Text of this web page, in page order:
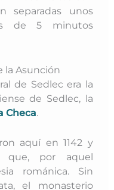
separadas unos
de 5 minutos
la Asunción
de Sedlec era la
de Sedlec, la
Checa.
aquí en 1142 y
que, por aquel
románica. Sin
el monasterio